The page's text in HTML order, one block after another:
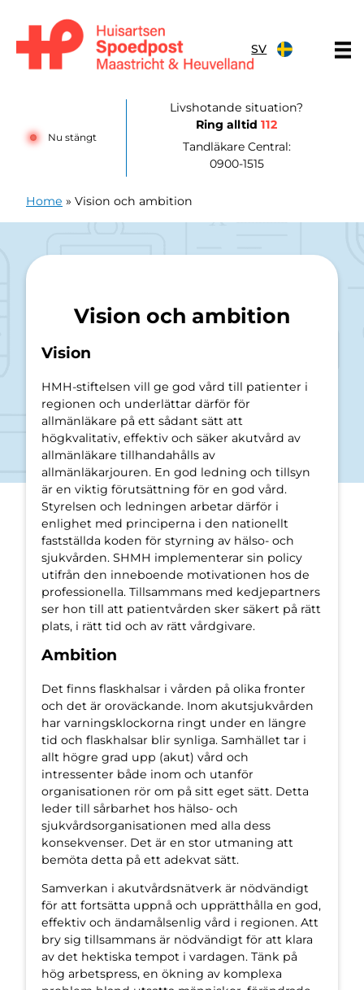
SV
Nu stängt
Livshotande situation?
Ring alltid112
Tandläkare Central:
0900-1515
Home » Vision och ambition
Vision och ambition
Vision
HMH-stiftelsen vill ge god vård till patienter i
regionen och underlättar därför för
allmänläkare på ett sådant sätt att
högkvalitativ, effektiv och säker akutvård av
allmänläkare tillhandahålls av
allmänläkarjouren. En god ledning och tillsyn
är en viktig förutsättning för en god vård.
Styrelsen och ledningen arbetar därför i
enlighet med principerna i den nationellt
fastställda koden för styrning av hälso- och
sjukvården. SHMH implementerar sin policy
utifrån den inneboende motivationen hos de
professionella. Tillsammans med kedjepartners
ser hon till att patientvården sker säkert på rätt
plats, i rätt tid och av rätt vårdgivare.
Ambition
Det finns flaskhalsar i vården på olika fronter
och det är oroväckande. Inom akutsjukvården
har varningsklockorna ringt under en längre
tid och flaskhalsar blir synliga. Samhället tar i
allt högre grad upp (akut) vård och
intressenter både inom och utanför
organisationen rör om på sitt eget sätt. Detta
leder till sårbarhet hos hälso- och
sjukvårdsorganisationen med alla dess
konsekvenser. Det är en stor utmaning att
bemöta detta på ett adekvat sätt.
Samverkan i akutvårdsnätverk är nödvändigt
för att fortsätta uppnå och upprätthålla en god,
effektiv och ändamålsenlig vård i regionen. Att
bry sig tillsammans är nödvändigt för att klara
av det hektiska tempot i vardagen. Tänk på
hög arbetspress, en ökning av komplexa